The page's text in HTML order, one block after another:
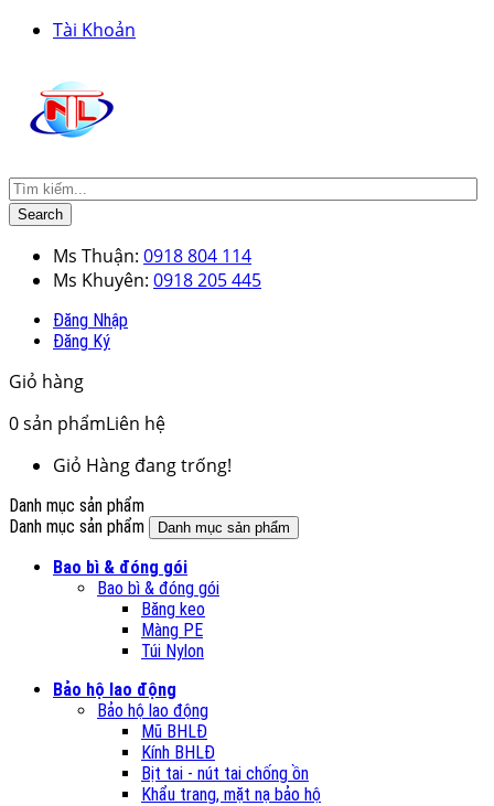
Tài Khoản
Search
Ms Thuận: 0918 804 114
Ms Khuyên: 0918 205 445
Đăng Nhập
Đăng Ký
Giỏ hàng
0sản phẩmLiên hệ
Giỏ Hàng đang trống!
Danh mục sản phẩm
Danh mục sản phẩm
Danh mục sản phẩm
Bao bì & đóng gói
Bao bì & đóng gói
Băng keo
Màng PE
Túi Nylon
Bảo hộ lao động
Bảo hộ lao động
Mũ BHLĐ
Kính BHLĐ
Bịt tai - nút tai chống ồn
Khẩu trang, mặt nạ bảo hộ